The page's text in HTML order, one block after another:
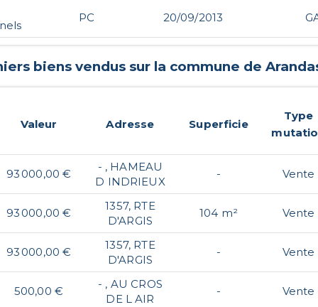
PC 20/09/2013
biens vendus sur la commune de
Valeur Adresse Superficie
Type
93 000,00 €
- , HAMEAU
D INDRIEUX
- Vente
93 000,00 €
1357, RTE
D'ARGIS
104 m² Vente
93 000,00 €
1357, RTE
D'ARGIS
- Vente
500,00 €
- , AU CROS
DE L AIR
- Vente